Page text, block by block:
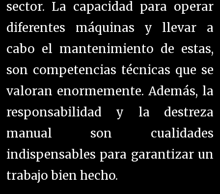
sector. La capacidad para operar
diferentes máquinas y llevar a
cabo el mantenimiento de estas,
son competencias técnicas que se
valoran enormemente. Además, la
responsabilidad y la destreza
manual son cualidades
indispensables para garantizar un
trabajo bien hecho.